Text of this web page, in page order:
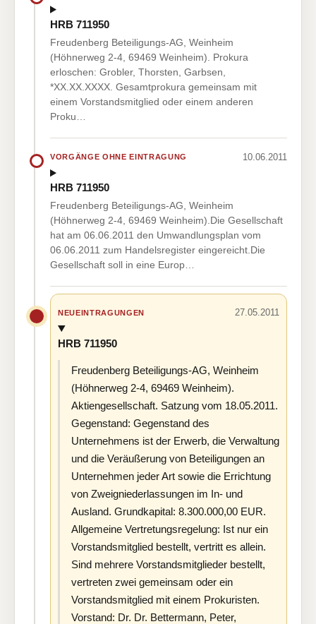
HRB 711950
Freudenberg Beteiligungs-AG, Weinheim
(Höhnerweg 2-4, 69469 Weinheim). Prokura
erloschen: Grobler, Thorsten, Garbsen,
*XX.XX.XXXX. Gesamtprokura gemeinsam mit
einem Vorstandsmitglied oder einem anderen
Proku…
VORGÄNGE OHNE EINTRAGUNG 10.06.2011
HRB 711950
Freudenberg Beteiligungs-AG, Weinheim
(Höhnerweg 2-4, 69469 Weinheim).Die Gesellschaft
hat am 06.06.2011 den Umwandlungsplan vom
06.06.2011 zum Handelsregister eingereicht.Die
Gesellschaft soll in eine Europ…
NEUEINTRAGUNGEN 27.05.2011
HRB 711950
Freudenberg Beteiligungs-AG, Weinheim
(Höhnerweg 2-4, 69469 Weinheim).
Aktiengesellschaft. Satzung vom 18.05.2011.
Gegenstand: Gegenstand des
Unternehmens ist der Erwerb, die Verwaltung
und die Veräußerung von Beteiligungen an
Unternehmen jeder Art sowie die Errichtung
von Zweigniederlassungen im In- und
Ausland. Grundkapital: 8.300.000,00 EUR.
Allgemeine Vertretungsregelung: Ist nur ein
Vorstandsmitglied bestellt, vertritt es allein.
Sind mehrere Vorstandsmitglieder bestellt,
vertreten zwei gemeinsam oder ein
Vorstandsmitglied mit einem Prokuristen.
Vorstand: Dr. Dr. Bettermann, Peter,